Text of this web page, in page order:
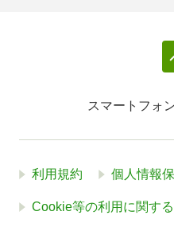
スマートフォ
利用規約 個人情報
Cookie等の利用に関す